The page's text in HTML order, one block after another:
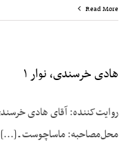
Read More
هادی خرسندی، نوار ۱
محل‌مصاحبه: ماساچوست ـ [...]